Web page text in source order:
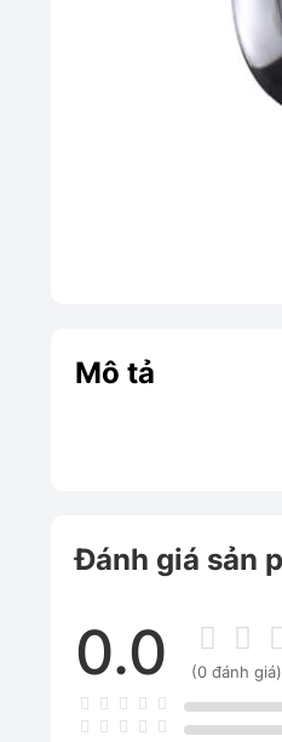
Mô tả
Đánh giá sản
0.0
(0 đánh giá)